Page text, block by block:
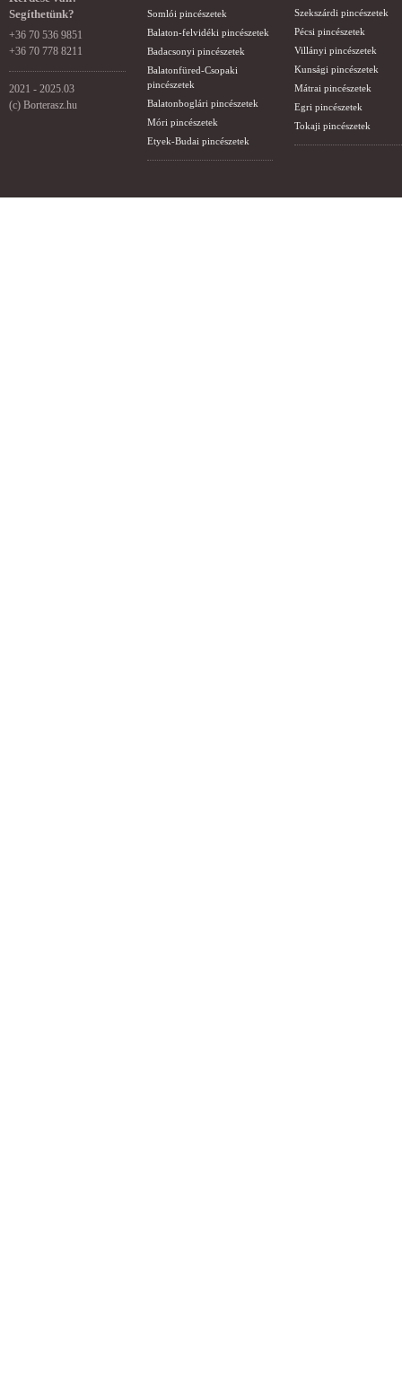
Segíthetünk?
+36 70 536 9851
+36 70 778 8211
2021 - 2025.03
(c) Borterasz.hu
Somlói pincészetek
Balaton-felvidéki pincészetek
Badacsonyi pincészetek
Balatonfüred-Csopaki
pincészetek
Balatonboglári pincészetek
Móri pincészetek
Etyek-Budai pincészetek
Szekszárdi pincészetek
Pécsi pincészetek
Villányi pincészetek
Kunsági pincészetek
Mátrai pincészetek
Egri pincészetek
Tokaji pincészetek